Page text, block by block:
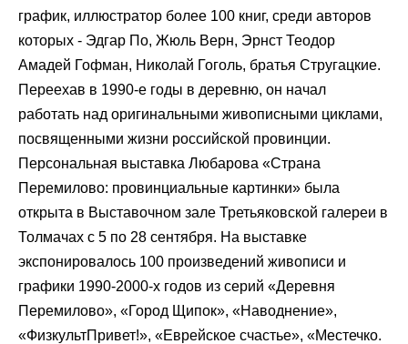
график, иллюстратор более 100 книг, среди авторов
которых - Эдгар По, Жюль Верн, Эрнст Теодор
Амадей Гофман, Николай Гоголь, братья Стругацкие.
Переехав в 1990-е годы в деревню, он начал
работать над оригинальными живописными циклами,
посвященными жизни российской провинции.
Персональная выставка Любарова «Страна
Перемилово: провинциальные картинки» была
открыта в Выставочном зале Третьяковской галереи в
Толмачах с 5 по 28 сентября. На выставке
экспонировалось 100 произведений живописи и
графики 1990-2000-х годов из серий «Деревня
Перемилово», «Город Щипок», «Наводнение»,
«ФизкультПривет!», «Еврейское счастье», «Местечко.